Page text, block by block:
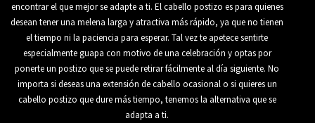
encontrar el que mejor se adapte a ti. El cabello postizo es para quienes
desean tener una melena larga y atractiva más rápido, ya que no tienen
el tiempo ni la paciencia para esperar. Tal vez te apetece sentirte
especialmente guapa con motivo de una celebración y optas por
ponerte un postizo que se puede retirar fácilmente al día siguiente. No
importa si deseas una extensión de cabello ocasional o si quieres un
cabello postizo que dure más tiempo, tenemos la alternativa que se
adapta a ti.